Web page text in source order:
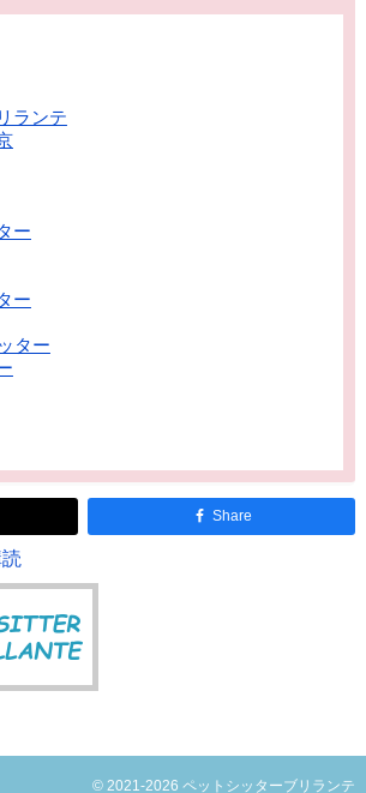
ランテ
ー
ー
ター
Share
© 2021-2026 ペットシッターブリランテ